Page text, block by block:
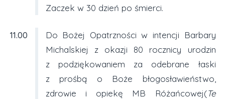
Zaczek w 30 dzień po śmierci.
11.00
Do Bożej Opatrzności w intencji Barbary
Michalskiej z okazji 80 rocznicy urodzin
z podziękowaniem za odebrane łaski
z prośbą o Boże błogosławieństwo,
zdrowie i opiekę MB Różańcowej(Te